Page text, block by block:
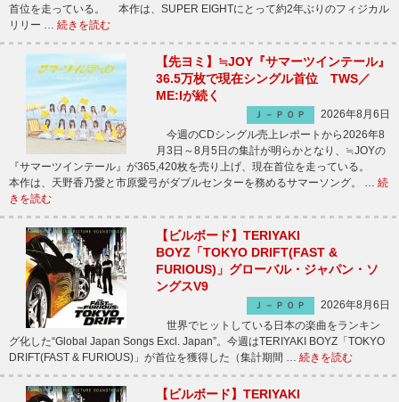
首位を走っている。 本作は、SUPER EIGHTにとって約2年ぶりのフィジカル
リリー … 続きを読む
【先ヨミ】≒JOY『サマーツインテール』
36.5万枚で現在シングル首位 TWS／
ME:Iが続く
Ｊ－ＰＯＰ
2026年8月6日
今週のCDシングル売上レポートから2026年8
月3日～8月5日の集計が明らかとなり、≒JOYの
『サマーツインテール』が365,420枚を売り上げ、現在首位を走っている。
本作は、天野香乃愛と市原愛弓がダブルセンターを務めるサマーソング。 … 続
きを読む
【ビルボード】TERIYAKI
BOYZ「TOKYO DRIFT(FAST &
FURIOUS)」グローバル・ジャパン・ソ
ングスV9
Ｊ－ＰＯＰ
2026年8月6日
世界でヒットしている日本の楽曲をランキン
グ化した“Global Japan Songs Excl. Japan”。今週はTERIYAKI BOYZ「TOKYO
DRIFT(FAST & FURIOUS)」が首位を獲得した（集計期間 … 続きを読む
【ビルボード】TERIYAKI